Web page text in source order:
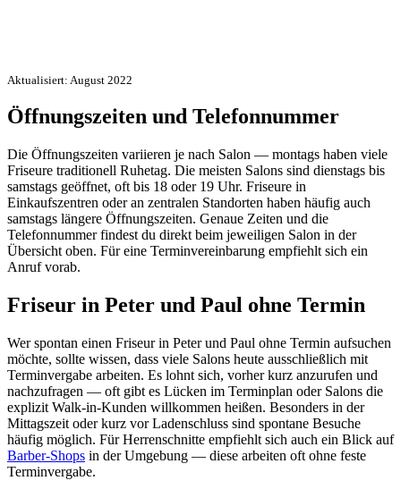
Aktualisiert: August 2022
Öffnungszeiten und Telefonnummer
Die Öffnungszeiten variieren je nach Salon — montags haben viele
Friseure traditionell Ruhetag. Die meisten Salons sind dienstags bis
samstags geöffnet, oft bis 18 oder 19 Uhr. Friseure in
Einkaufszentren oder an zentralen Standorten haben häufig auch
samstags längere Öffnungszeiten. Genaue Zeiten und die
Telefonnummer findest du direkt beim jeweiligen Salon in der
Übersicht oben. Für eine Terminvereinbarung empfiehlt sich ein
Anruf vorab.
Friseur in Peter und Paul ohne Termin
Wer spontan einen Friseur in Peter und Paul ohne Termin aufsuchen
möchte, sollte wissen, dass viele Salons heute ausschließlich mit
Terminvergabe arbeiten. Es lohnt sich, vorher kurz anzurufen und
nachzufragen — oft gibt es Lücken im Terminplan oder Salons die
explizit Walk-in-Kunden willkommen heißen. Besonders in der
Mittagszeit oder kurz vor Ladenschluss sind spontane Besuche
häufig möglich. Für Herrenschnitte empfiehlt sich auch ein Blick auf
Barber-Shops in der Umgebung — diese arbeiten oft ohne feste
Terminvergabe.